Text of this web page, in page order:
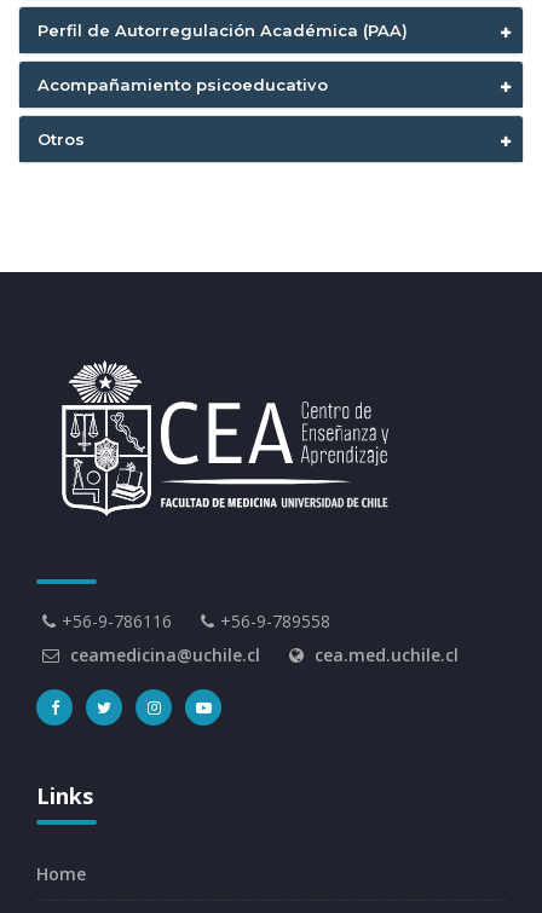
Perfil de Autorregulación Académica (PAA)
Acompañamiento psicoeducativo
Otros
+56-9-786116
+56-9-789558
ceamedicina@uchile.cl
cea.med.uchile.cl
Links
Home